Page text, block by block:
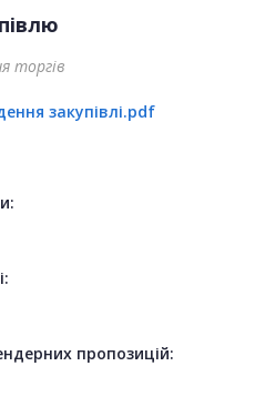
торгів
закупівлі.pdf
пропозицій: